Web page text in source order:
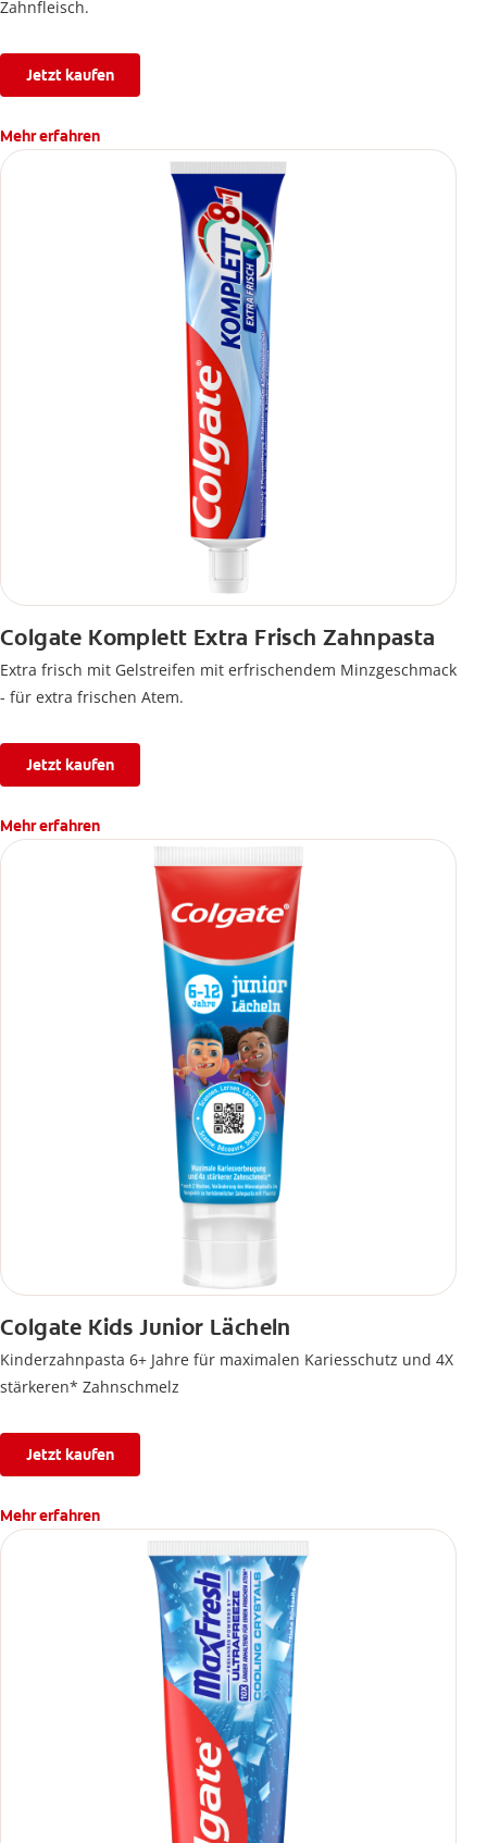
Zahnfleisch.
Jetzt kaufen
Mehr erfahren
Colgate Komplett Extra Frisch Zahnpasta
Extra frisch mit Gelstreifen mit erfrischendem Minzgeschmack
- für extra frischen Atem.
Jetzt kaufen
Mehr erfahren
Colgate Kids Junior Lächeln
Kinderzahnpasta 6+ Jahre für maximalen Kariesschutz und 4X
stärkeren* Zahnschmelz
Jetzt kaufen
Mehr erfahren